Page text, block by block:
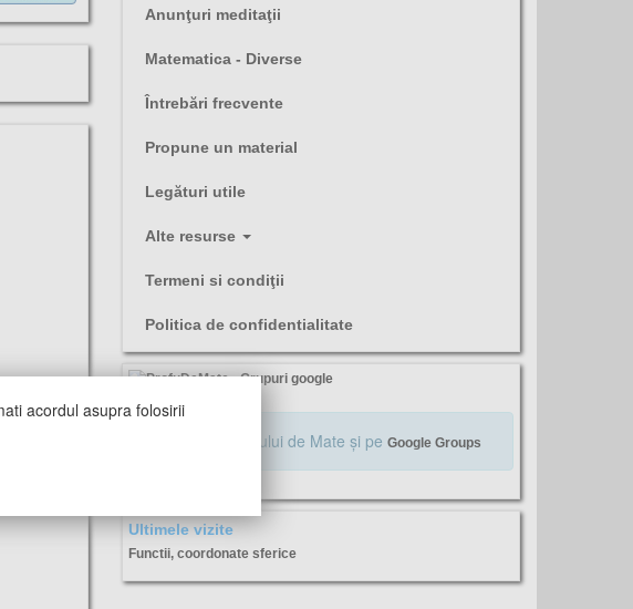
Anunţuri meditaţii
Matematica - Diverse
Întrebări frecvente
Propune un material
Legături utile
Alte resurse
Termeni si condiţii
Politica de confidentialitate
Alăturaţi-vă Profului de Mate şi pe Google Groups
Ultimele vizite
Functii, coordonate sferice
acordul asupra folosirii